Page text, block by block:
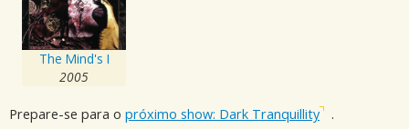
The Mind's I
2005
Prepare-se para o próximo show: Dark Tranquillity .